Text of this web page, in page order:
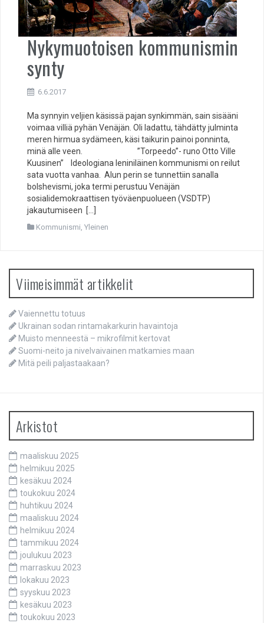
Nykymuotoisen kommunismin
synty
6.6.2017
Ma synnyin veljien käsissä pajan synkimmän, sain sisääni
voimaa villiä pyhän Venäjän. Oli ladattu, tähdätty julminta
meren hirmua sydämeen, käsi taikurin painoi ponninta,
minä alle veen. ”Torpeedo”- runo Otto Ville
Kuusinen” Ideologiana leniniläinen kommunismi on reilut
sata vuotta vanhaa. Alun perin se tunnettiin sanalla
bolshevismi, joka termi perustuu Venäjän
sosialidemokraattisen työväenpuolueen (VSDTP)
jakautumiseen […]
Kommunismi, Yleinen
Viimeisimmät artikkelit
Vaiennettu totuus
Ukrainan sodan rintamakarkurin havaintoja
Muisto menneestä – mikrofilmit kertovat
Suomi-neito ja nivelvaivainen matkamies maan
Mitä peili paljastaakaan?
Arkistot
maaliskuu 2025
helmikuu 2025
kesäkuu 2024
toukokuu 2024
huhtikuu 2024
maaliskuu 2024
helmikuu 2024
tammikuu 2024
joulukuu 2023
marraskuu 2023
lokakuu 2023
syyskuu 2023
kesäkuu 2023
toukokuu 2023